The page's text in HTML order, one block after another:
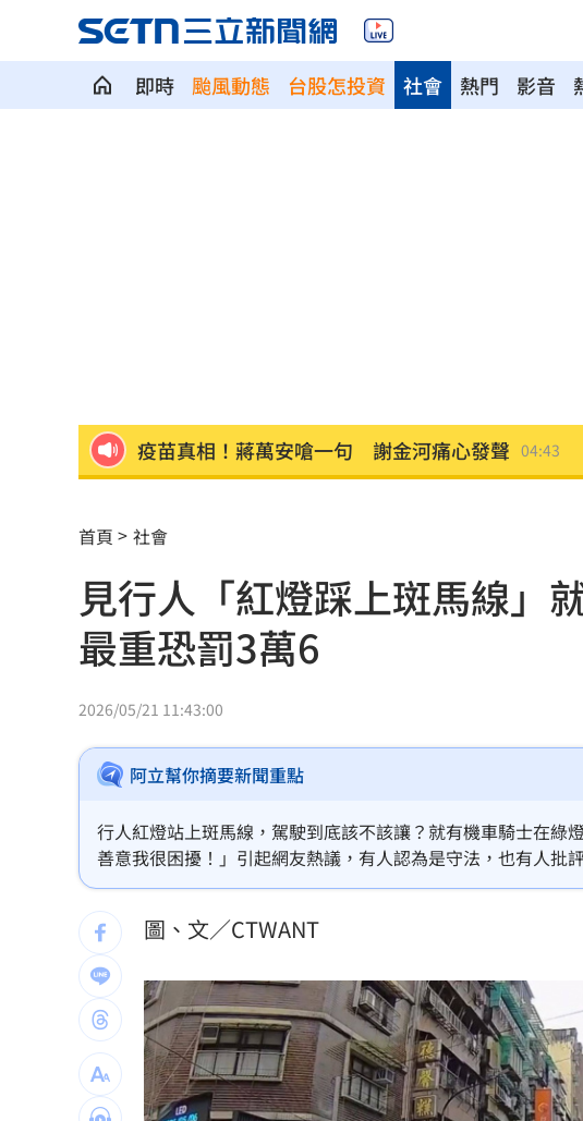
即時 颱風動態 台股怎投資 熱門 影音
社會
疫苗真相！蔣萬安嗆一句 謝金河痛心發聲 04:43
爆掛表妹當小三！表姊擅貼IG下場慘了
半導體與綠能雙箭頭！ 「它」霸氣狂賺 04:04
華許9月升息？ING：匯市在他與戰爭間拉鋸
老後離婚財產怎麼分？ 丈夫退休金拒分
「這餐飲集團」擺脫陰霾！上半年營收創高 03:06
台股暴跌誰最能扛 高含金這幾檔繳正報酬 01:45
定投10年翻逾5倍 這檔吸引存股族卡位！ 01:03
新／四指齊揚！台指期飆破500點 00:48
慈濟遭詐10.6億元！全款拿回解方曝 00:47
首頁 社會
見行人「紅燈踩上斑馬線」
最重恐罰3萬6
2026/05/21 11:43:00
阿立幫你摘要新聞重點
行人紅燈站上斑馬線，駕駛到底該不該讓？就有機車騎士在綠
善意我很困擾！」引起網友熱議，有人認為是守法，也有人批
責任歸屬。
圖、文／CTWANT